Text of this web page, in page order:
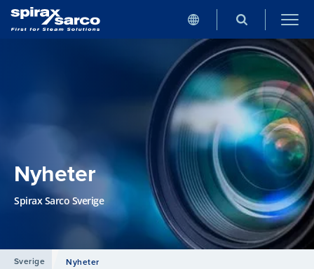
Nyheter
Spirax Sarco Sverige
Sverige Nyheter